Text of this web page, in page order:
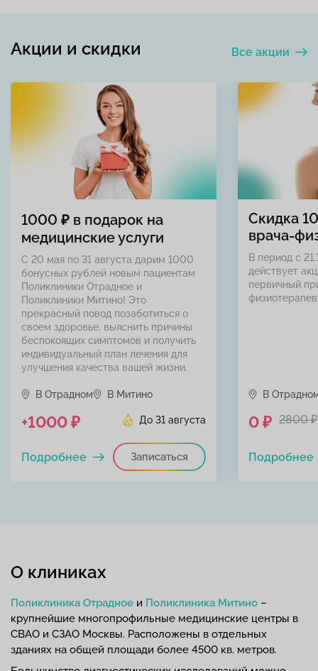
Все акции
Акции и скидки
1000 ₽ в подарок на
медицинские услуги
С 20 мая по 31 августа дарим 1000
бонусных рублей новым пациентам
Поликлиники Отрадное и
Поликлиники Митино! Это
прекрасный повод позаботиться о
своем здоровье, выяснить причины
беспокоящих симптомов и получить
индивидуальный план лечения для
улучшения качества вашей жизни.
В Отрадном В Митино
До 31 августа
+1000 ₽
Записаться
Подробнее
Скидка
врача-
В период с
действует
первичный
В
0 ₽ 2800 ₽
Подробнее
О клиниках
Поликлиника Отрадное и Поликлиника Митино –
крупнейшие многопрофильные медицинские центры в
СВАО и СЗАО Москвы. Расположены в отдельных
зданиях на общей площади более 4500 кв. метров.